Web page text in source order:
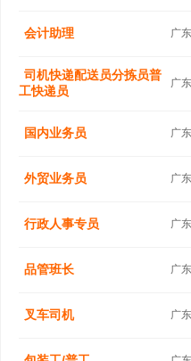
会计助理 广
司机快递配送员分拣员普
工快递员
广
国内业务员 广
外贸业务员 广
行政人事专员 广
品管班长 广
叉车司机 广